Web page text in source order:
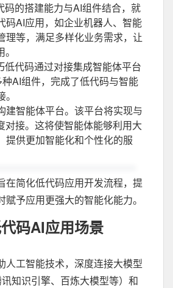
码的搭建能力与AI组件结合，就
码AI应用，如企业机器人、智能
理等，满足多样化业务需求，让
低代码通过对接集成智能体平台
AI组件，完成了低代码与智能
建智能体平台。该平台将实现与
对接。这将使智能体能够利用大
提供更加智能化和个性化的服
在简化低代码应用开发流程，提
予应用更强大的智能化能力。
码AI应用场景
人工智能技术，深度连接大模型
讯知识引擎、百炼大模型等）和